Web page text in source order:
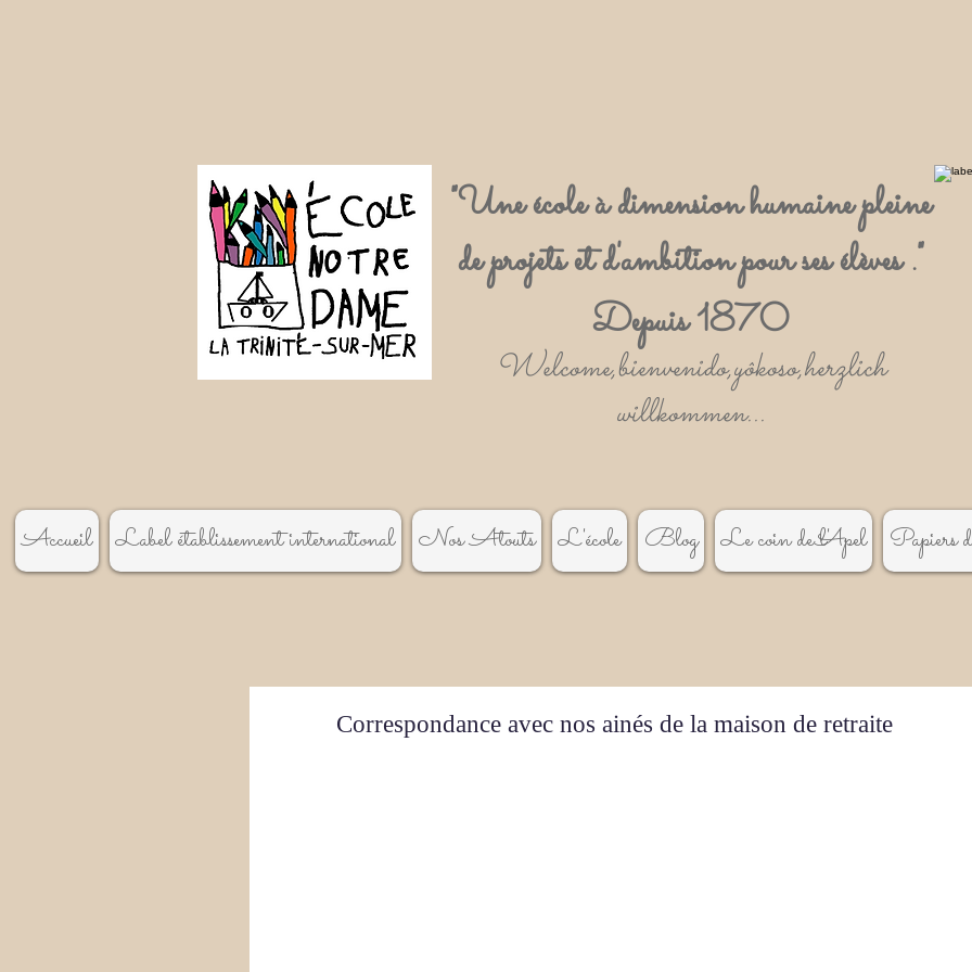
"Une école à dimension humaine pleine
de projets et d'ambition pour ses élèves ."
Depuis 1870
Welcome,bienvenido,yôkoso,herzlich
willkommen...
Accueil Label établissement international Nos Atouts L'école Blog Le coin de l'Apel Papiers
Correspondance avec nos ainés de la maison de retraite